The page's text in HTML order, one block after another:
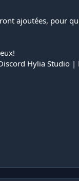
ajoutées, pour
Hylia Studio |